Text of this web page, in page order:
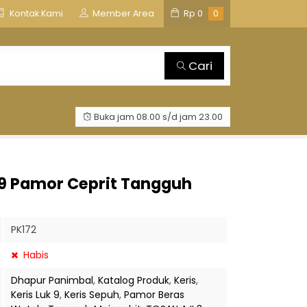
Kontak Kami Member Area Rp 0 0
TOSAN AJI GROUP
Cari
Buka jam 08.00 s/d jam 23.00
Pamor Ceprit Tangguh
PK172
Habis
Dhapur Panimbal, Katalog Produk, Keris,
Keris Luk 9, Keris Sepuh, Pamor Beras